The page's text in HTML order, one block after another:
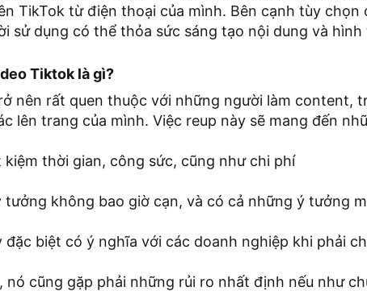
TikTok từ điện thoại của mình. Bên cạnh tùy
sử dụng có thể thỏa sức sáng tạo nội dung và hình
Tiktok là gì?
nên rất quen thuộc với những người làm content,
lên trang của mình. Việc reup này sẽ mang đến
kiệm thời gian, công sức, cũng như chi phí
tưởng không bao giờ cạn, và có cả những ý tưởng
đặc biệt có ý nghĩa với các doanh nghiệp khi phải
nó cũng gặp phải những rủi ro nhất định nếu như